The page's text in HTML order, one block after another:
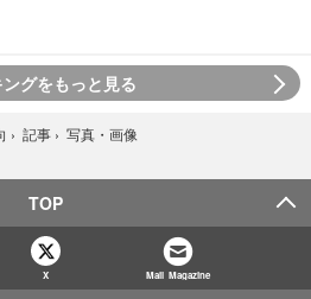
グをもっと見る
› 記事 › 写真・画像
TOP
X Mail Magazine